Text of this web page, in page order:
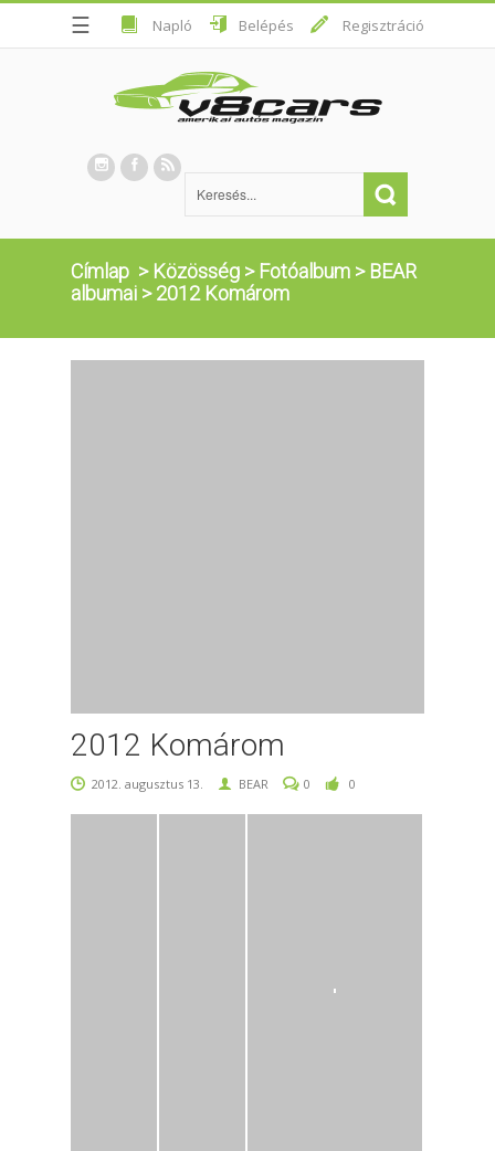
☰ Napló Belépés Regisztráció
Címlap > Közösség > Fotóalbum > BEAR
albumai >2012 Komárom
2012 Komárom
2012. augusztus 13. BEAR 0 0